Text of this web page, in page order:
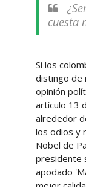
cuesta
Si los
distingo de
opinión
artículo 13
alrededor
los odios y
Nobel de
presidente
apodado